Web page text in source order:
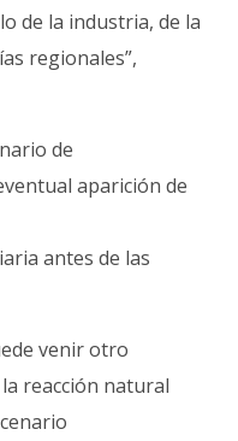
de la industria, de la
regionales”,
de
aparición de
antes de las
venir otro
reacción natural